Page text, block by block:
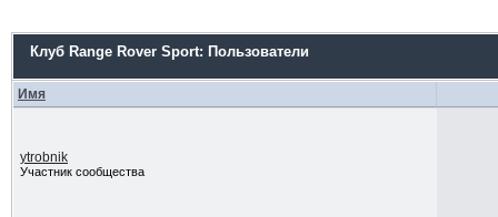
Клуб Range Rover Sport: Пользователи
Имя
ytrobnik
Участник сообщества